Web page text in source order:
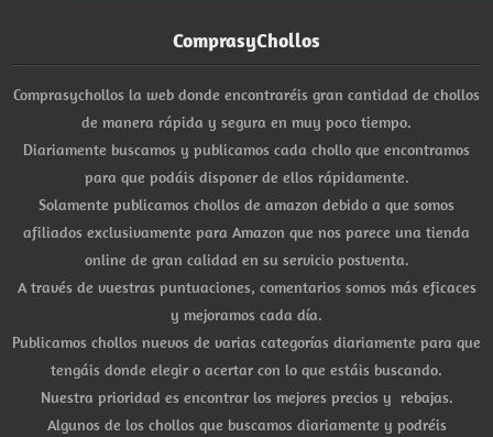
ComprasyChollos
Comprasychollos la web donde encontraréis gran cantidad de chollos
de manera rápida y segura en muy poco tiempo.
Diariamente buscamos y publicamos cada chollo que encontramos
para que podáis disponer de ellos rápidamente.
Solamente publicamos chollos de amazon debido a que somos
afiliados exclusivamente para Amazon que nos parece una tienda
online de gran calidad en su servicio postventa.
A través de vuestras puntuaciones, comentarios somos más eficaces
y mejoramos cada día.
Publicamos chollos nuevos de varias categorías diariamente para que
tengáis donde elegir o acertar con lo que estáis buscando.
Nuestra prioridad es encontrar los mejores precios y rebajas.
Algunos de los chollos que buscamos diariamente y podréis